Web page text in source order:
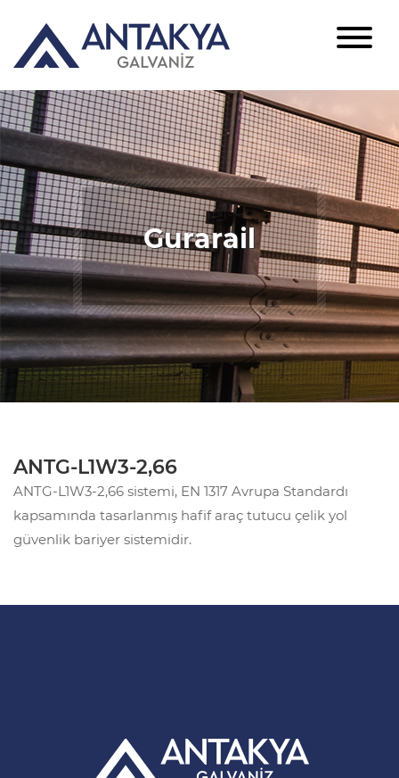
Gurarail
ANTG-L1W3-2,66
ANTG-L1W3-2,66 sistemi, EN 1317 Avrupa Standardı
kapsamında tasarlanmış hafif araç tutucu çelik yol
güvenlik bariyer sistemidir.